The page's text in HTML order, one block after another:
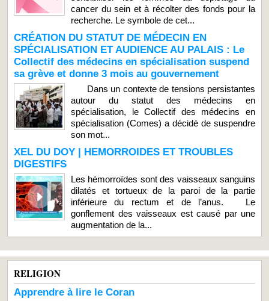
cancer du sein et à récolter des fonds pour la
recherche. Le symbole de cet...
CRÉATION DU STATUT DE MÉDECIN EN
SPÉCIALISATION ET AUDIENCE AU PALAIS : Le
Collectif des médecins en spécialisation suspend
sa grève et donne 3 mois au gouvernement
Dans un contexte de tensions persistantes
autour du statut des médecins en
spécialisation, le Collectif des médecins en
spécialisation (Comes) a décidé de suspendre
son mot...
XEL DU DOY | HEMORROIDES ET TROUBLES
DIGESTIFS
Les hémorroïdes sont des vaisseaux sanguins
dilatés et tortueux de la paroi de la partie
inférieure du rectum et de l’anus. Le
gonflement des vaisseaux est causé par une
augmentation de la...
RELIGION
Apprendre à lire le Coran